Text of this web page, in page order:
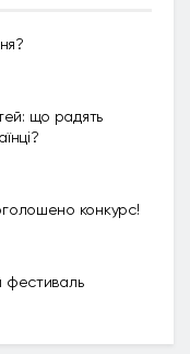
що радять
конкурс!
фестиваль